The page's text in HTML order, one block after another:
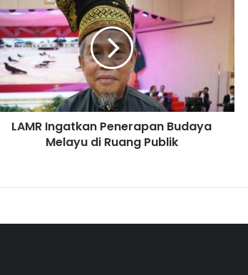
LAMR Ingatkan Penerapan Budaya
Melayu di Ruang Publik